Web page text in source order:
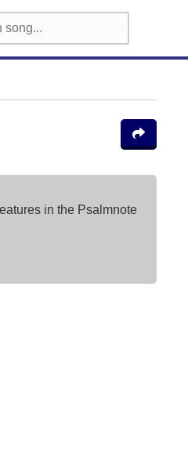
in the Psalmnote